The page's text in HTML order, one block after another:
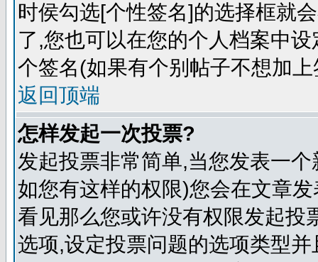
时侯勾选[个性签名]的选择框就
了,您也可以在您的个人档案中
个签名(如果有个别帖子不想加
返回顶端
怎样发起一次投票?
发起投票非常简单,当您发表一
如您有这样的权限)您会在文章
看见那么您或许没有权限发起投
选项,设定投票问题的选项类型